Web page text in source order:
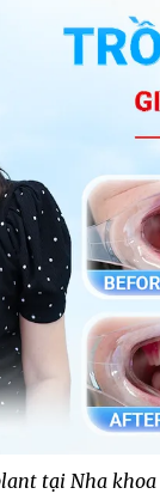
tại Nha khoa